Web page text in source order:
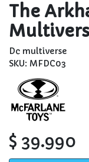
The
Dc multiverse
SKU: MFDC03
$ 39.990